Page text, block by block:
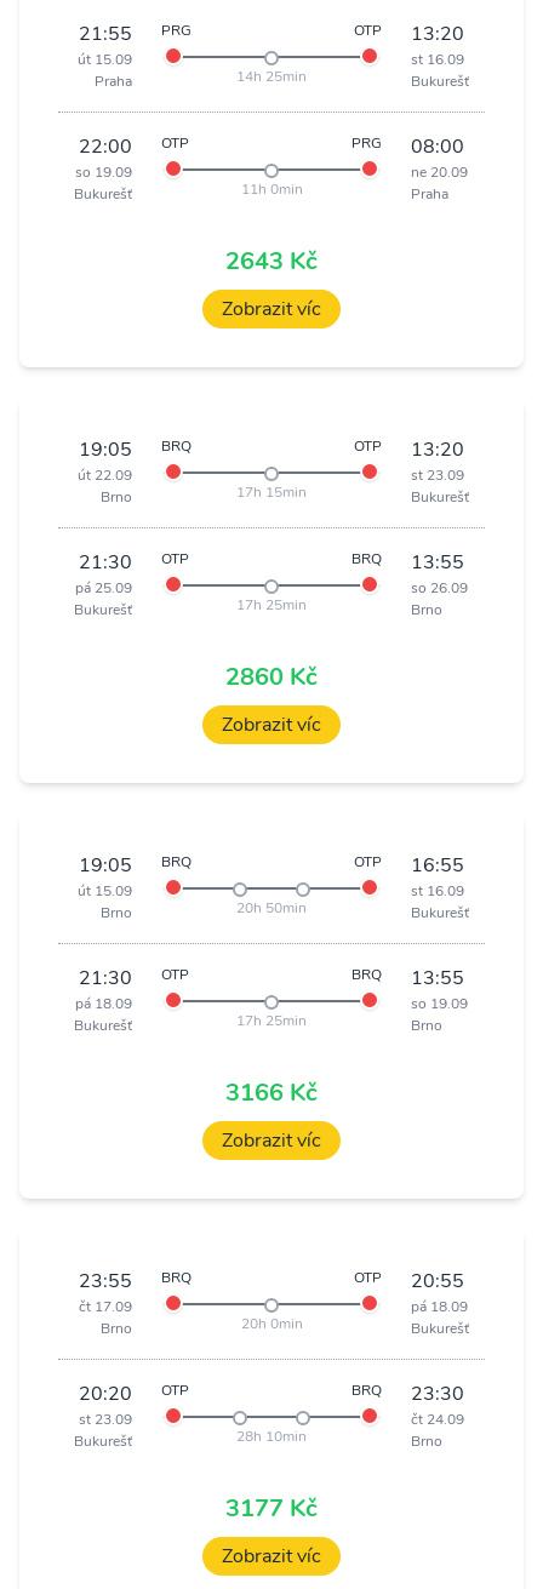
21:55
út 15.09
Praha
PRG OTP
14h 25min
13:20
st 16.09
Bukurešť
22:00
so 19.09
Bukurešť
OTP PRG
11h 0min
08:00
ne 20.09
Praha
2643 Kč
Zobrazit víc
19:05
út 22.09
Brno
BRQ OTP
17h 15min
13:20
st 23.09
Bukurešť
21:30
pá 25.09
Bukurešť
OTP BRQ
17h 25min
13:55
so 26.09
Brno
2860 Kč
Zobrazit víc
19:05
út 15.09
Brno
BRQ OTP
20h 50min
16:55
st 16.09
Bukurešť
21:30
pá 18.09
Bukurešť
OTP BRQ
17h 25min
13:55
so 19.09
Brno
3166 Kč
Zobrazit víc
23:55
čt 17.09
Brno
BRQ OTP
20h 0min
20:55
pá 18.09
Bukurešť
20:20
st 23.09
Bukurešť
OTP BRQ
28h 10min
23:30
čt 24.09
Brno
3177 Kč
Zobrazit víc